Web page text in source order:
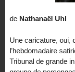
de Nathanaël Uhl
Une caricature, oui,
l’hebdomadaire
Tribunal de grande